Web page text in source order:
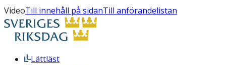
VideoTill innehåll på sidanTill anförandelistan
Lättläst